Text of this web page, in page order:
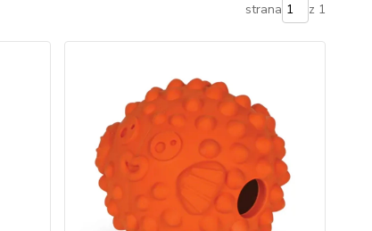
strana z 1